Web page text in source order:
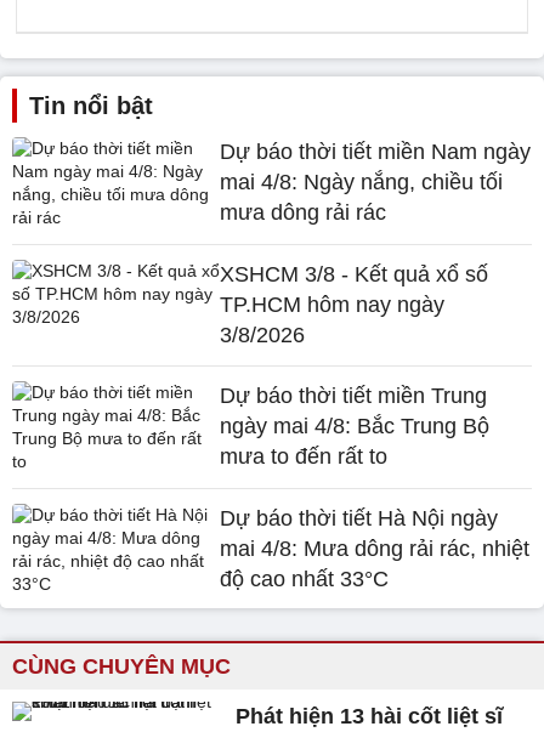
Tin nổi bật
Dự báo thời tiết miền Nam ngày
mai 4/8: Ngày nắng, chiều tối
mưa dông rải rác
XSHCM 3/8 - Kết quả xổ số
TP.HCM hôm nay ngày
3/8/2026
Dự báo thời tiết miền Trung
ngày mai 4/8: Bắc Trung Bộ
mưa to đến rất to
Dự báo thời tiết Hà Nội ngày
mai 4/8: Mưa dông rải rác, nhiệt
độ cao nhất 33°C
CÙNG CHUYÊN MỤC
Phát hiện 13 hài cốt liệt sĩ